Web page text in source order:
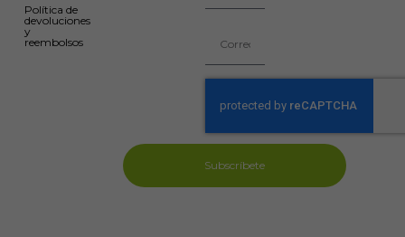
Política de
devoluciones
y
reembolsos
Subscríbete